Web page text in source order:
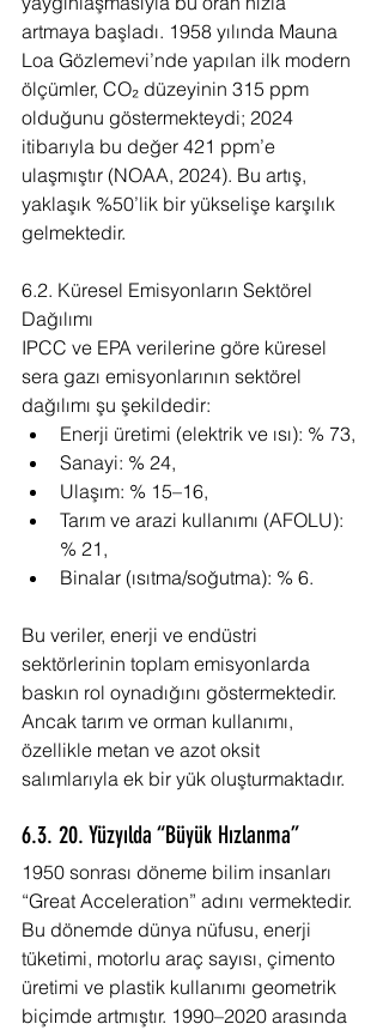
artmaya başladı. 1958 yılında Mauna
Loa Gözlemevi’nde yapılan ilk modern
ölçümler, CO₂ düzeyinin 315 ppm
olduğunu göstermekteydi; 2024
itibarıyla bu değer 421 ppm’e
ulaşmıştır (NOAA, 2024). Bu artış,
yaklaşık %50’lik bir yükselişe karşılık
gelmektedir.
6.2. Küresel Emisyonların Sektörel
Dağılımı
IPCC ve EPA verilerine göre küresel
sera gazı emisyonlarının sektörel
dağılımı şu şekildedir:
Enerji üretimi (elektrik ve ısı): % 73,
Sanayi: % 24,
Ulaşım: % 15–16,
Tarım ve arazi kullanımı (AFOLU):
% 21,
Binalar (ısıtma/soğutma): % 6.
Bu veriler, enerji ve endüstri
sektörlerinin toplam emisyonlarda
baskın rol oynadığını göstermektedir.
Ancak tarım ve orman kullanımı,
özellikle metan ve azot oksit
salımlarıyla ek bir yük oluşturmaktadır.
6.3. 20. Yüzyılda “Büyük Hızlanma”
1950 sonrası döneme bilim insanları
“Great Acceleration” adını vermektedir.
Bu dönemde dünya nüfusu, enerji
tüketimi, motorlu araç sayısı, çimento
üretimi ve plastik kullanımı geometrik
biçimde artmıştır. 1990–2020 arasında